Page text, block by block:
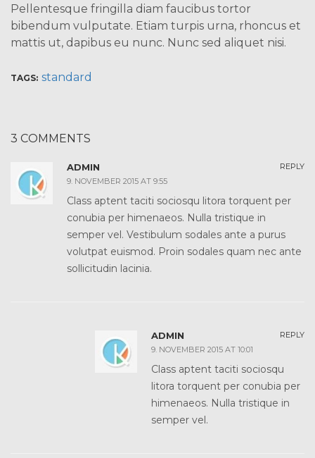
Pellentesque fringilla diam faucibus tortor
bibendum vulputate. Etiam turpis urna, rhoncus et
mattis ut, dapibus eu nunc. Nunc sed aliquet nisi.
TAGS: standard
3 COMMENTS
ADMIN
REPLY
9. NOVEMBER 2015 AT 9:55
Class aptent taciti sociosqu litora torquent per
conubia per himenaeos. Nulla tristique in
semper vel. Vestibulum sodales ante a purus
volutpat euismod. Proin sodales quam nec ante
sollicitudin lacinia.
ADMIN
REPLY
9. NOVEMBER 2015 AT 10:01
Class aptent taciti sociosqu
litora torquent per conubia per
himenaeos. Nulla tristique in
semper vel.